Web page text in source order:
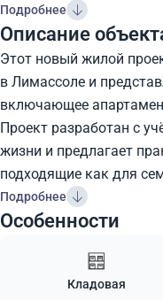
Подробнее
Описание
Этот новый жилой
в Лимассоле и
включающее
Проект разработан с
жизни и предлагает
подходящие как для
Подробнее
Особенности
Кладовая